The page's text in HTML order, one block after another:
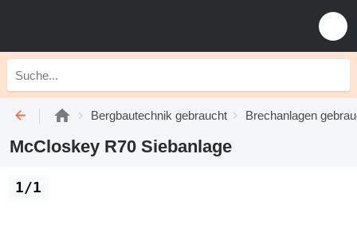
Bergbautechnik gebraucht Brechanlagen
McCloskey R70 Siebanlage
1/1